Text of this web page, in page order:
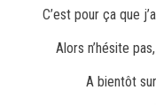
C’est pour ça que
Alors n’hésite
A bientôt